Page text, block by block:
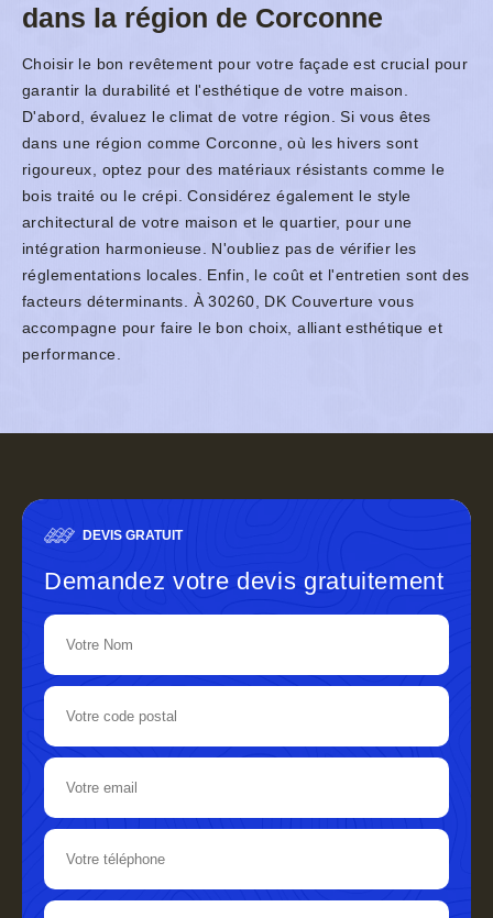
dans la région de Corconne
Choisir le bon revêtement pour votre façade est crucial pour
garantir la durabilité et l'esthétique de votre maison.
D'abord, évaluez le climat de votre région. Si vous êtes
dans une région comme Corconne, où les hivers sont
rigoureux, optez pour des matériaux résistants comme le
bois traité ou le crépi. Considérez également le style
architectural de votre maison et le quartier, pour une
intégration harmonieuse. N'oubliez pas de vérifier les
réglementations locales. Enfin, le coût et l'entretien sont des
facteurs déterminants. À 30260, DK Couverture vous
accompagne pour faire le bon choix, alliant esthétique et
performance.
DEVIS GRATUIT
Demandez votre devis gratuitement